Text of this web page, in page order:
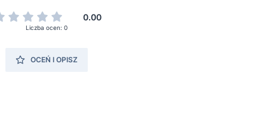
0.00
Liczba ocen: 0
OCEŃ I OPISZ